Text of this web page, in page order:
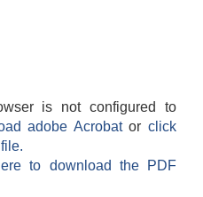
is not configured to
adobe Acrobatorclick
to download the PDF